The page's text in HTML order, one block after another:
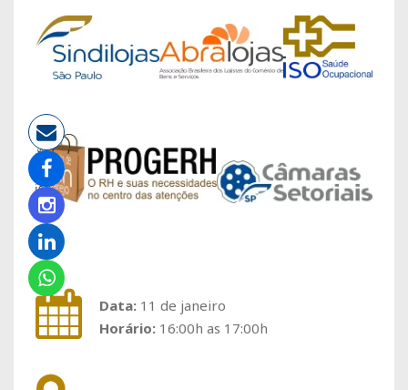
Data: 11 de janeiro
Horário: 16:00h as 17:00h